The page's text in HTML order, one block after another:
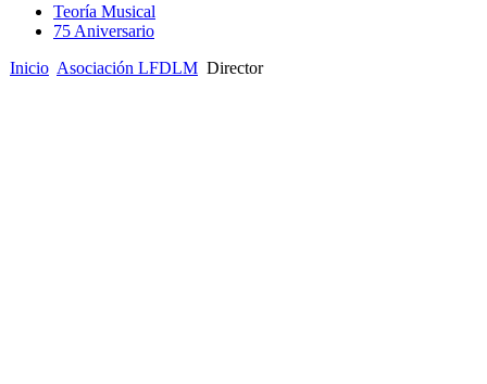
Teoría Musical
75 Aniversario
Inicio Asociación LFDLM Director